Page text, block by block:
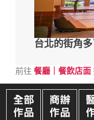
台北的街角
前往 餐廳｜餐飲店面